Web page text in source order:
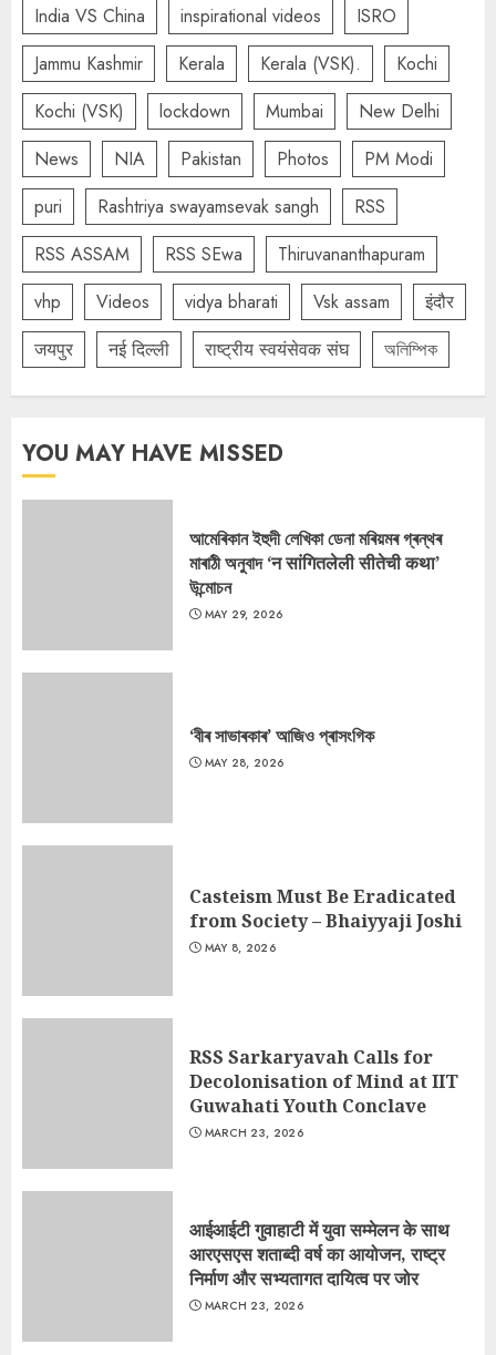
India VS China
inspirational videos
ISRO
Jammu Kashmir
Kerala Kerala (VSK).
Kochi
Kochi (VSK)
lockdown Mumbai
New Delhi
News
NIA Pakistan Photos
PM Modi
puri
Rashtriya swayamsevak sangh
RSS
RSS ASSAM
RSS SEwa
Thiruvananthapuram
vhp
Videos vidya bharati Vsk assam
इंदौर
जयपुर
नई दिल्ली राष्ट्रीय स्वयंसेवक संघ অলিম্পিক
YOU MAY HAVE MISSED
আমেৰিকান ইহুদী লেখিকা ডেনা মৰিয়মৰ গ্ৰন্থৰ
মাৰাঠী অনুবাদ ‘न सांगितलेली सीतेची कथा’
উন্মোচন
MAY 29, 2026
‘বীৰ সাভাৰকাৰ’ আজিও প্ৰাসংগিক
MAY 28, 2026
Casteism Must Be Eradicated
from Society – Bhaiyyaji Joshi
MAY 8, 2026
RSS Sarkaryavah Calls for
Decolonisation of Mind at IIT
Guwahati Youth Conclave
MARCH 23, 2026
आईआईटी गुवाहाटी में युवा सम्मेलन के साथ
आरएसएस शताब्दी वर्ष का आयोजन, राष्ट्र
निर्माण और सभ्यतागत दायित्व पर जोर
MARCH 23, 2026